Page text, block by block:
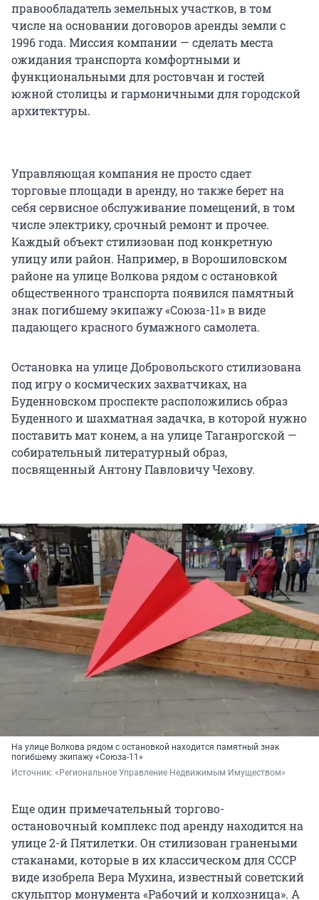
правообладатель земельных участков, в том
числе на основании договоров аренды земли с
1996 года. Миссия компании — сделать места
ожидания транспорта комфортными и
функциональными для ростовчан и гостей
южной столицы и гармоничными для городской
архитектуры.
Управляющая компания не просто сдает
торговые площади в аренду, но также берет на
себя сервисное обслуживание помещений, в том
числе электрику, срочный ремонт и прочее.
Каждый объект стилизован под конкретную
улицу или район. Например, в Ворошиловском
районе на улице Волкова рядом с остановкой
общественного транспорта появился памятный
знак погибшему экипажу «Союза-11» в виде
падающего красного бумажного самолета.
Остановка на улице Добровольского стилизована
под игру о космических захватчиках, на
Буденновском проспекте расположились образ
Буденного и шахматная задачка, в которой нужно
поставить мат конем, а на улице Таганрогской —
собирательный литературный образ,
посвященный Антону Павловичу Чехову.
На улице Волкова рядом с остановкой находится памятный знак
погибшему экипажу «Союза-11»
Источник: «Региональное Управление Недвижимым Имуществом»
Еще один примечательный торгово-
остановочный комплекс под аренду находится на
улице 2-й Пятилетки. Он стилизован гранеными
стаканами, которые в их классическом для СССР
виде изобрела Вера Мухина, известный советский
скульптор монумента «Рабочий и колхозница». А